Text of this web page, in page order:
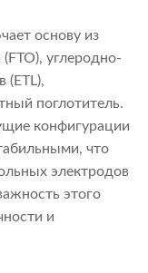
основу из
углеродно-
(ETL),
поглотитель.
конфигурации
что
электродов
этого
и